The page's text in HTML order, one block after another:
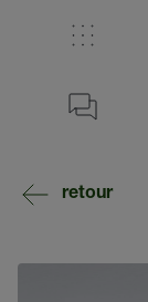
retour